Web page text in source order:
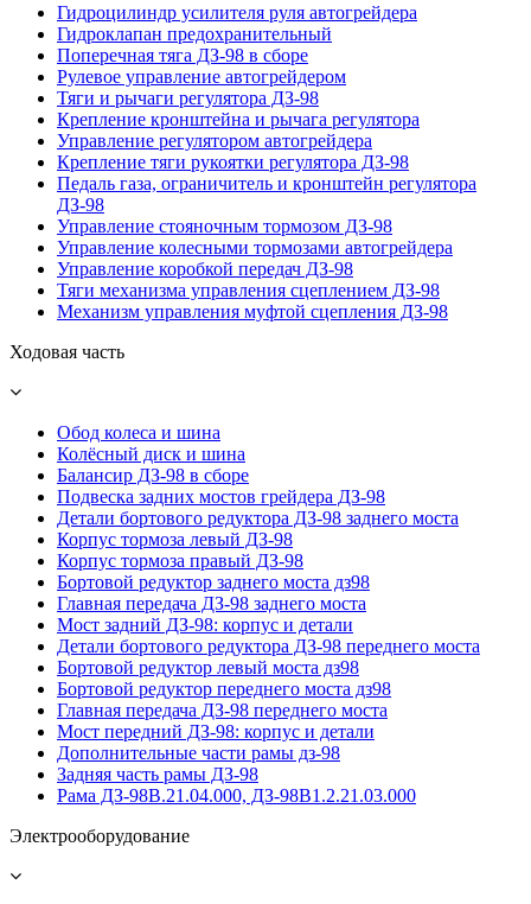
Гидроцилиндр усилителя руля автогрейдера
Гидроклапан предохранительный
Поперечная тяга ДЗ-98 в сборе
Рулевое управление автогрейдером
Тяги и рычаги регулятора ДЗ-98
Крепление кронштейна и рычага регулятора
Управление регулятором автогрейдера
Крепление тяги рукоятки регулятора ДЗ-98
Педаль газа, ограничитель и кронштейн регулятора
ДЗ-98
Управление стояночным тормозом ДЗ-98
Управление колесными тормозами автогрейдера
Управление коробкой передач ДЗ-98
Тяги механизма управления сцеплением ДЗ-98
Механизм управления муфтой сцепления ДЗ-98
Ходовая часть
Обод колеса и шина
Колёсный диск и шина
Балансир ДЗ-98 в сборе
Подвеска задних мостов грейдера ДЗ-98
Детали бортового редуктора ДЗ-98 заднего моста
Корпус тормоза левый ДЗ-98
Корпус тормоза правый ДЗ-98
Бортовой редуктор заднего моста дз98
Главная передача ДЗ-98 заднего моста
Мост задний ДЗ-98: корпус и детали
Детали бортового редуктора ДЗ-98 переднего моста
Бортовой редуктор левый моста дз98
Бортовой редуктор переднего моста дз98
Главная передача ДЗ-98 переднего моста
Мост передний ДЗ-98: корпус и детали
Дополнительные части рамы дз-98
Задняя часть рамы ДЗ-98
Рама ДЗ-98В.21.04.000, ДЗ-98В1.2.21.03.000
Электрооборудование